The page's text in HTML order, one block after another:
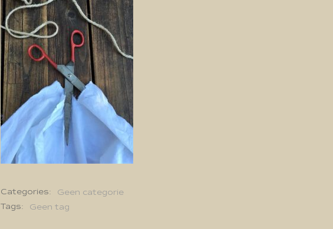
Categories:
Geen categorie
Tags:
Geen tag